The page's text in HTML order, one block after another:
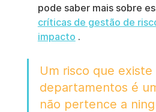
pode saber mais sobre
críticas de gestão de
impacto .
Um risco que
departamentos é
não pertence a